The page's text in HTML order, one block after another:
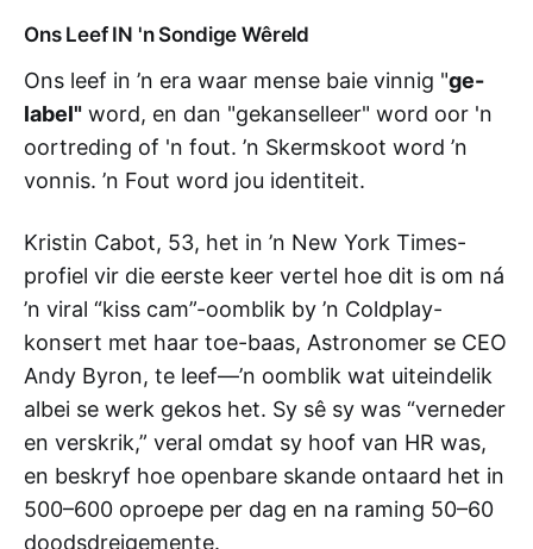
Ons Leef IN 'n Sondige Wêreld
Ons leef in ’n era waar mense baie vinnig "ge-
label" word, en dan "gekanselleer" word oor 'n
oortreding of 'n fout. ’n Skermskoot word ’n
vonnis. ’n Fout word jou identiteit.
Kristin Cabot, 53, het in ’n New York Times-
profiel vir die eerste keer vertel hoe dit is om ná
’n viral “kiss cam”-oomblik by ’n Coldplay-
konsert met haar toe-baas, Astronomer se CEO
Andy Byron, te leef—’n oomblik wat uiteindelik
albei se werk gekos het. Sy sê sy was “verneder
en verskrik,” veral omdat sy hoof van HR was,
en beskryf hoe openbare skande ontaard het in
500–600 oproepe per dag en na raming 50–60
doodsdreigemente.